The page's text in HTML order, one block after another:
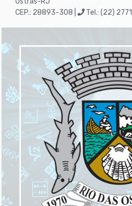
CEP.: 28893-308 |
Tel.: (22)